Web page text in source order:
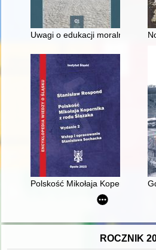
Uwagi o edukacji moralnej
Polskość Mikołaja Kopernika z
ROCZNIK